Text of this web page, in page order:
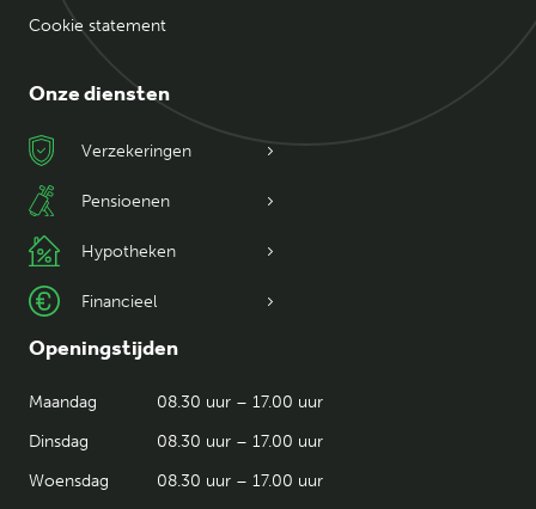
Cookie statement
Onze diensten
Verzekeringen
Pensioenen
Hypotheken
Financieel
Openingstijden
Maandag
08.30 uur – 17.00 uur
Dinsdag
08.30 uur – 17.00 uur
Woensdag
08.30 uur – 17.00 uur